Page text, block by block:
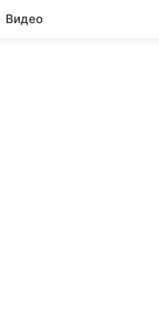
Видео